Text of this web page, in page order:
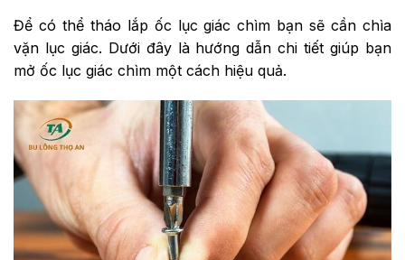
Để có thể tháo lắp ốc lục giác chìm bạn sẽ cần chìa
vặn lục giác. Dưới đây là hướng dẫn chi tiết giúp bạn
mở ốc lục giác chìm một cách hiệu quả.